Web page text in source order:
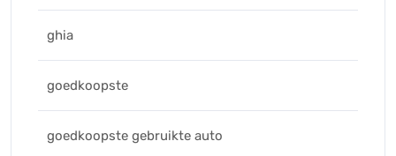
ghia
goedkoopste
goedkoopste gebruikte auto